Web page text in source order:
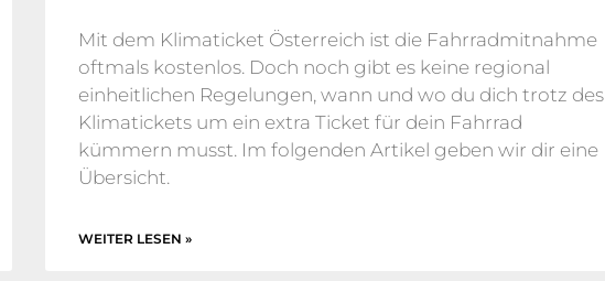
Mit dem Klimaticket Österreich ist die Fahrradmitnahme
oftmals kostenlos. Doch noch gibt es keine regional
einheitlichen Regelungen, wann und wo du dich trotz des
Klimatickets um ein extra Ticket für dein Fahrrad
kümmern musst. Im folgenden Artikel geben wir dir eine
Übersicht.
WEITER LESEN »